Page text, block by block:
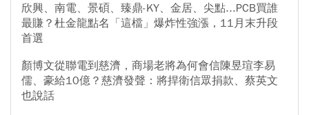
欣興、南電、景碩、臻鼎-KY、金居、尖點...PCB買誰
最賺？杜金龍點名「這檔」爆炸性強漲，11月末升段
首選
顏博文從聯電到慈濟，商場老將為何會信陳昱瑄李易
儒、豪給10億？慈濟發聲：將捍衛信眾捐款、蔡英文
也說話